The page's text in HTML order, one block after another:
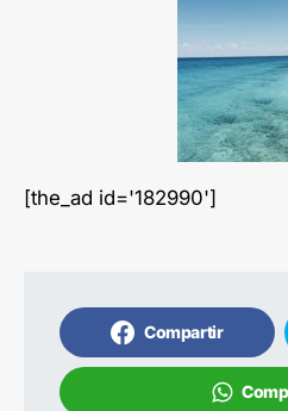
[the_ad id='182990']
Compartir